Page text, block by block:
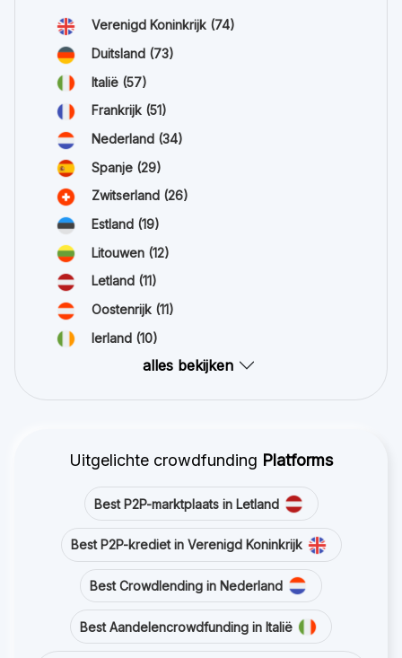
Verenigd Koninkrijk (74)
Duitsland (73)
Italië (57)
Frankrijk (51)
Nederland (34)
Spanje (29)
Zwitserland (26)
Estland (19)
Litouwen (12)
Letland (11)
Oostenrijk (11)
Ierland (10)
alles bekijken
Uitgelichte crowdfunding Platforms
Best P2P-marktplaats in Letland
Best P2P-krediet in Verenigd Koninkrijk
Best Crowdlending in Nederland
Best Aandelencrowdfunding in Italië